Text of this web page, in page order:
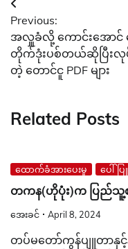
Post
navigation
Previous:
အလှူခံလို့ ကောင်းအောင်
တိုက်ဒုံးပစ်တယ်ဆိုပြီးလု
တဲ့ တောင်ငူ PDF များ
Related Posts
ထောက်ခံအားပေးမှု ပေါ်ပ
တကန(ဟိုပုံး)က ပြည်သူ့
အေးခင် April 8, 2024
တပ်မတော်ကွန်ပျူတာနှင့်